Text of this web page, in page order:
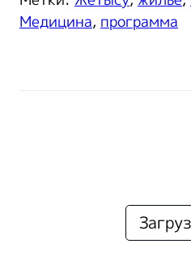
Медицина, программа